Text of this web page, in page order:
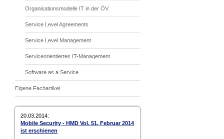
Organisationsmodelle IT in der ÖV
Service Level Agreements
Service Level Management
Serviceorientiertes IT-Management
Software as a Service
Eigene Fachartikel
20.03.2014:
Mobile Security - HMD Vol. 51, Februar 2014
ist erschienen